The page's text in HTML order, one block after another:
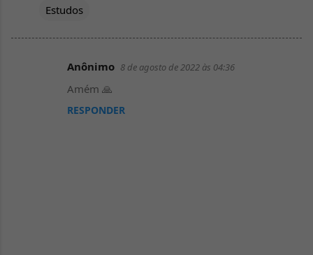
Estudos
Anônimo 8 de agosto de 2022 às 04:36
Amém 🙏
RESPONDER